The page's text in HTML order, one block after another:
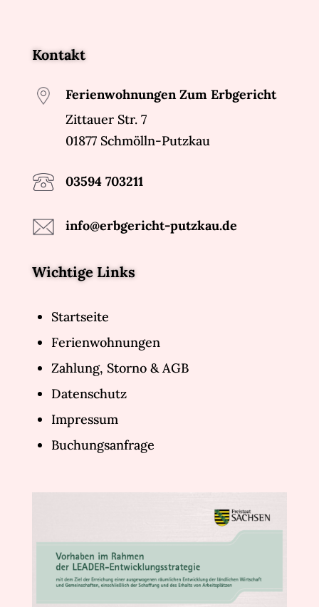
Kontakt
Ferienwohnungen Zum Erbgericht
Zittauer Str. 7
01877 Schmölln-Putzkau
03594 703211
info@erbgericht-putzkau.de
Wichtige Links
Startseite
Ferienwohnungen
Zahlung, Storno & AGB
Datenschutz
Impressum
Buchungsanfrage